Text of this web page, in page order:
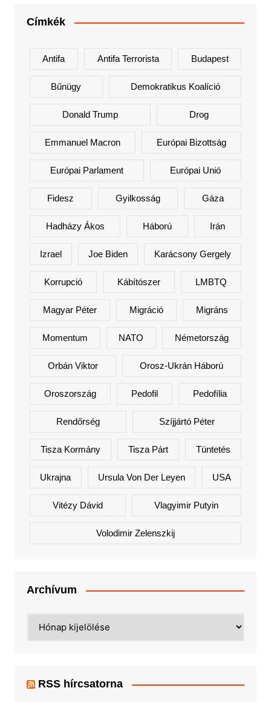
Címkék
Antifa Antifa Terrorista Budapest
Bűnügy Demokratikus Koalíció
Donald Trump Drog
Emmanuel Macron Európai Bizottság
Európai Parlament Európai Unió
Fidesz Gyilkosság Gáza
Hadházy Ákos Háború Irán
Izrael Joe Biden Karácsony Gergely
Korrupció Kábítószer LMBTQ
Magyar Péter Migráció Migráns
Momentum NATO Németország
Orbán Viktor Orosz-Ukrán Háború
Oroszország Pedofil Pedofília
Rendőrség Szíjjártó Péter
Tisza Kormány Tisza Párt Tüntetés
Ukrajna Ursula Von Der Leyen USA
Vitézy Dávid Vlagyimir Putyin
Volodimir Zelenszkij
Archívum
RSS hírcsatorna